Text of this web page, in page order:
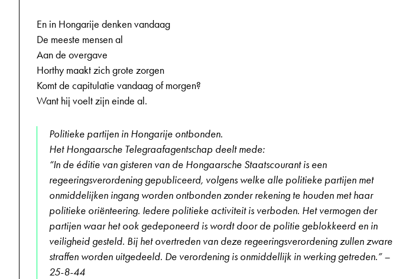
En in Hongarije denken vandaag
De meeste mensen al
Aan de overgave
Horthy maakt zich grote zorgen
Komt de capitulatie vandaag of morgen?
Want hij voelt zijn einde al.
Politieke partijen in Hongarije ontbonden.
Het Hongaarsche Telegraafagentschap deelt mede:
“In de éditie van gisteren van de Hongaarsche Staatscourant is een
regeeringsverordening gepubliceerd, volgens welke alle politieke partijen met
onmiddelijken ingang worden ontbonden zonder rekening te houden met haar
politieke oriënteering. Iedere politieke activiteit is verboden. Het vermogen der
partijen waar het ook gedeponeerd is wordt door de politie geblokkeerd en in
veiligheid gesteld. Bij het overtreden van deze regeeringsverordening zullen zware
straffen worden uitgedeeld. De verordening is onmiddellijk in werking getreden.” –
25-8-44